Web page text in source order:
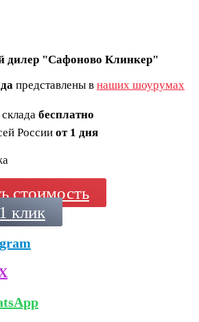
дилер "Сафоново Клинкер"
представлены в наших шоурумах
бесплатно
России от 1 дня
стоимость
клик